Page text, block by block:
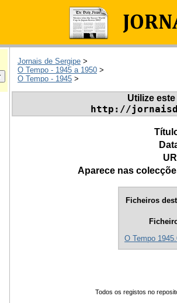
Jornais de Sergipe >
O Tempo - 1945 a 1950 >
O Tempo - 1945 >
Utilize
http://
Aparece nas
Ficheiros
O Tempo
Todos os registos no